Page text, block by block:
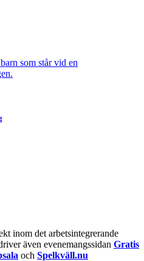
inom det arbetsintegrerande
även evenemangssidan Gratis
och Spelkväll.nu